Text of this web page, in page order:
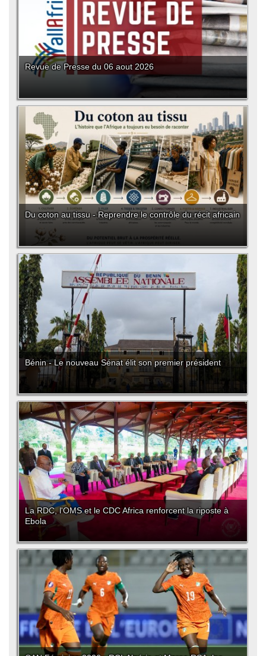
Revue de Presse du 06 aout 2026
Du coton au tissu - Reprendre le contrôle du récit africain
Bénin - Le nouveau Sénat élit son premier président
La RDC, l'OMS et le CDC Africa renforcent la riposte à
Ebola